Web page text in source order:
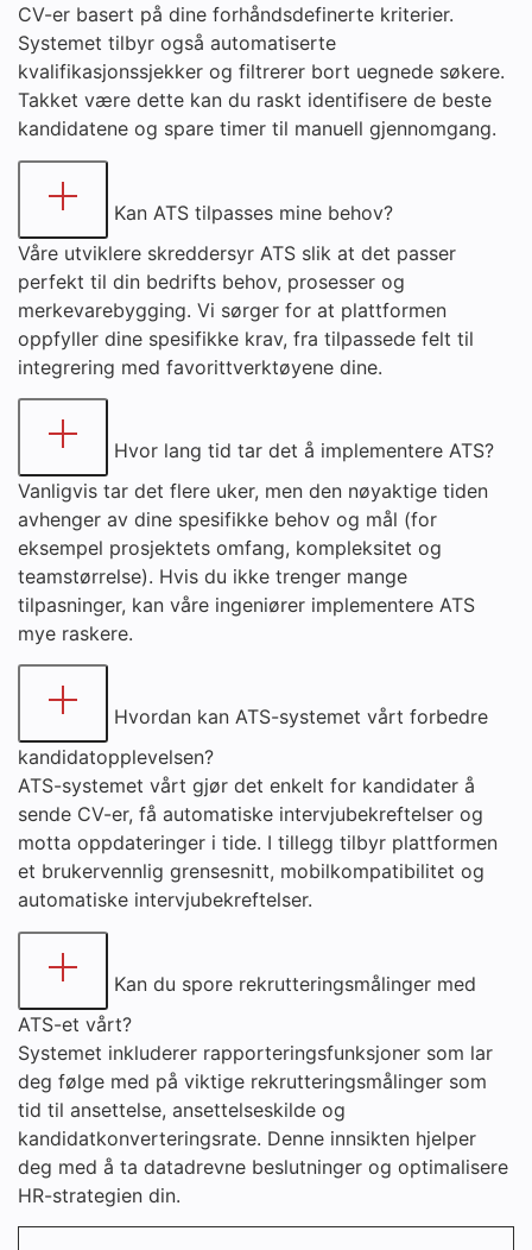
CV-er basert på dine forhåndsdefinerte kriterier.
Systemet tilbyr også automatiserte
kvalifikasjonssjekker og filtrerer bort uegnede søkere.
Takket være dette kan du raskt identifisere de beste
kandidatene og spare timer til manuell gjennomgang.
Kan ATS tilpasses mine behov?
Våre utviklere skreddersyr ATS slik at det passer
perfekt til din bedrifts behov, prosesser og
merkevarebygging. Vi sørger for at plattformen
oppfyller dine spesifikke krav, fra tilpassede felt til
integrering med favorittverktøyene dine.
Hvor lang tid tar det å implementere ATS?
Vanligvis tar det flere uker, men den nøyaktige tiden
avhenger av dine spesifikke behov og mål (for
eksempel prosjektets omfang, kompleksitet og
teamstørrelse). Hvis du ikke trenger mange
tilpasninger, kan våre ingeniører implementere ATS
mye raskere.
Hvordan kan ATS-systemet vårt forbedre
kandidatopplevelsen?
ATS-systemet vårt gjør det enkelt for kandidater å
sende CV-er, få automatiske intervjubekreftelser og
motta oppdateringer i tide. I tillegg tilbyr plattformen
et brukervennlig grensesnitt, mobilkompatibilitet og
automatiske intervjubekreftelser.
Kan du spore rekrutteringsmålinger med
ATS-et vårt?
Systemet inkluderer rapporteringsfunksjoner som lar
deg følge med på viktige rekrutteringsmålinger som
tid til ansettelse, ansettelseskilde og
kandidatkonverteringsrate. Denne innsikten hjelper
deg med å ta datadrevne beslutninger og optimalisere
HR-strategien din.